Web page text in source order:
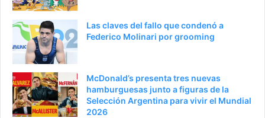
Las claves del fallo que condenó a
Federico Molinari por grooming
McDonald’s presenta tres nuevas
hamburguesas junto a figuras de la
Selección Argentina para vivir el Mundial
2026